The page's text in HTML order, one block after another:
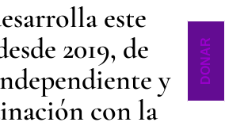
DONAR
este
2019, de
y
con la